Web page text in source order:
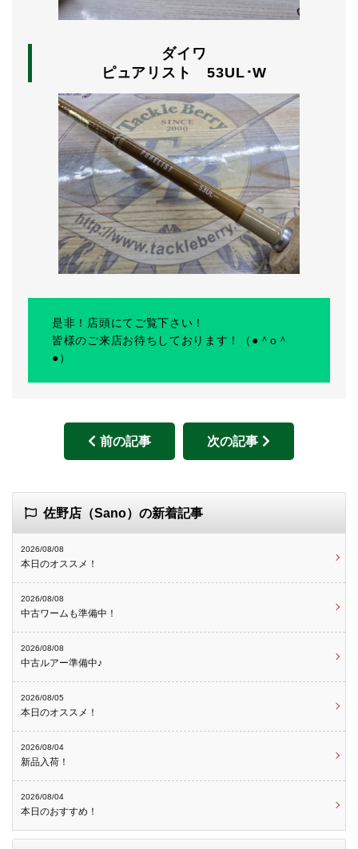
ダイワ
ピュアリスト 53UL･W
是非！店頭にてご覧下さい！
皆様のご来店お待ちしております！（●＾o＾
●）
前の記事 次の記事
佐野店（Sano）の新着記事
2026/08/08
本日のオススメ！
2026/08/08
中古ワームも準備中！
2026/08/08
中古ルアー準備中♪
2026/08/05
本日のオススメ！
2026/08/04
新品入荷！
2026/08/04
本日のおすすめ！